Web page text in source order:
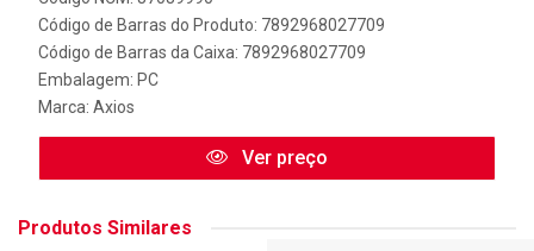
Código de Barras do Produto: 7892968027709
Código de Barras da Caixa: 7892968027709
Embalagem: PC
Marca: Axios
Ver preço
Produtos Similares